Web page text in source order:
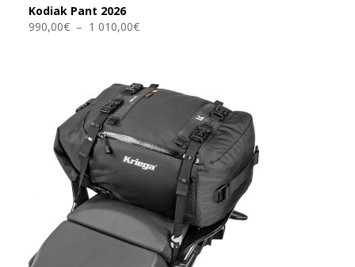
Kodiak Pant 2026
990,00€ – 1 010,00€Plage
990,00€
010,00€